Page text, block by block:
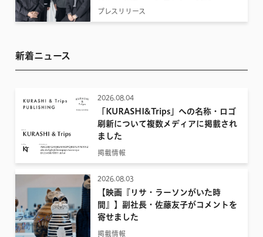
プレスリリース
新着ニュース
2026.08.04
「KURASHI&Trips」への名称・ロゴ
刷新について複数メディアに掲載され
ました
掲載情報
2026.08.03
【映画『リサ・ラーソンがいた時
間』】副社長・佐藤友子がコメントを
寄せました
掲載情報